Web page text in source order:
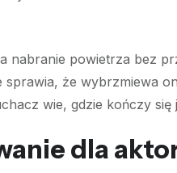
nabranie powietrza bez
sprawia, że wybrzmiewa
wie, gdzie kończy
dla